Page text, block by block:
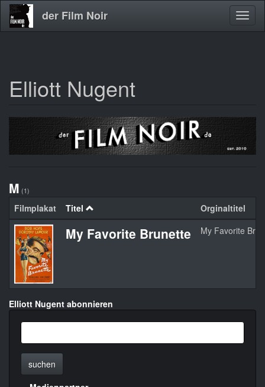
Direkt
zum
der Film Noir
Elliott Nugent
M (1)
Filmplakat Titel Orginaltitel
My Favorite Brunette My Favorite
Elliott Nugent abonnieren
suchen